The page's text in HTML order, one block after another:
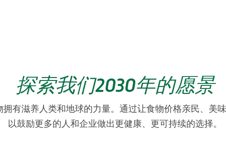
探索我们2030年的愿景
拥有滋养人类和地球的力量。通过让食物价格亲民、美
以鼓励更多的人和企业做出更健康、更可持续的选择。